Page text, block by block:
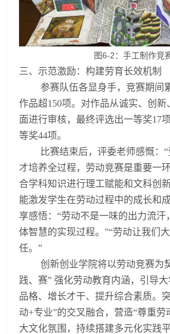
图6-2：手工制作竞
三、示范激励：构建劳育长效机制
参赛队伍各显身手，竞赛期间
作品超150项。对作品从诚实、创新
面进行审核，最终评选出一等奖17
等奖44项。
比赛结束后，评委老师感慨：
才培养全过程，劳动竞赛是重要一
合学科知识进行理工赋能和文科创
能激发学生在劳动过程中的成长和
享感悟：“劳动不是一味的出力流汗
体智慧的实现过程。”“劳动让我们
任。”
创新创业学院将以劳动竞赛为
践、赛” 强化劳动教育内涵，引导
品格、增长才干、提升综合素质。
动+专业”的交叉融合，营造“尊重劳
大文化氛围，持续搭建多元化实践